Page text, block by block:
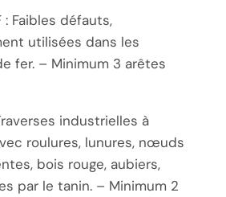
: Faibles défauts,
utilisées dans les
fer. – Minimum 3 arêtes
industrielles à
roulures, lunures, nœuds
bois rouge, aubiers,
par le tanin. – Minimum 2